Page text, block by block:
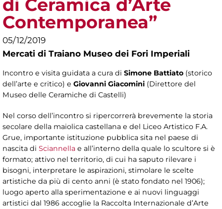
di Ceramica d’Arte
Contemporanea”
05/12/2019
Mercati di Traiano Museo dei Fori Imperiali
Incontro e visita guidata a cura di Simone Battiato (storico
dell’arte e critico) e Giovanni Giacomini (Direttore del
Museo delle Ceramiche di Castelli)
Nel corso dell’incontro si ripercorrerà brevemente la storia
secolare della maiolica castellana e del Liceo Artistico F.A.
Grue, importante istituzione pubblica sita nel paese di
nascita di Sciannella e all’interno della quale lo scultore si è
formato; attivo nel territorio, di cui ha saputo rilevare i
bisogni, interpretare le aspirazioni, stimolare le scelte
artistiche da più di cento anni (è stato fondato nel 1906);
luogo aperto alla sperimentazione e ai nuovi linguaggi
artistici dal 1986 accoglie la Raccolta Internazionale d’Arte